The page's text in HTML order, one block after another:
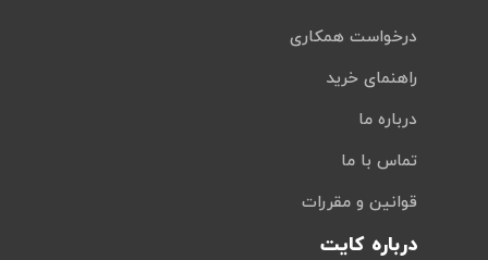
درخواست همکاری
راهنمای خرید
درباره ما
تماس با ما
قوانین و مقررات
درباره کایت